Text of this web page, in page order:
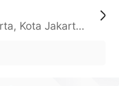
Daerah Khusus Ibukota Jakarta, Kota Jakarta Barat, Cengkareng, yy